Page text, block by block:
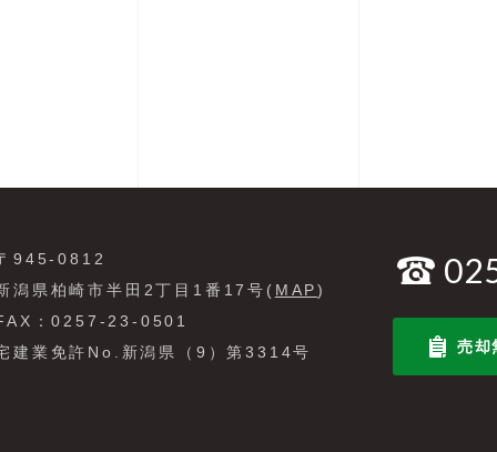
945-0812
潟県柏崎市半田2丁目1番17号( MAP)
：0257-23-0501
建業免許No.新潟県（9）第3314号
売却